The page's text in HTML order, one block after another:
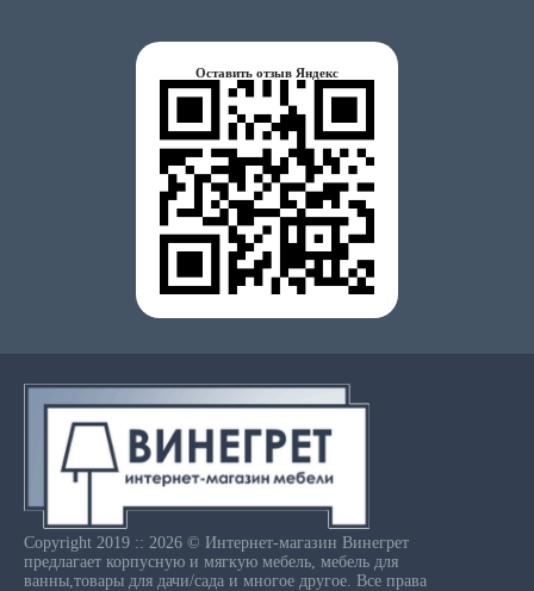
Оставить отзыв Яндекс
Copyright 2019 :: 2026 © Интернет-магазин Винегрет
предлагает корпусную и мягкую мебель, мебель для
ванны,товары для дачи/сада и многое другое. Все права